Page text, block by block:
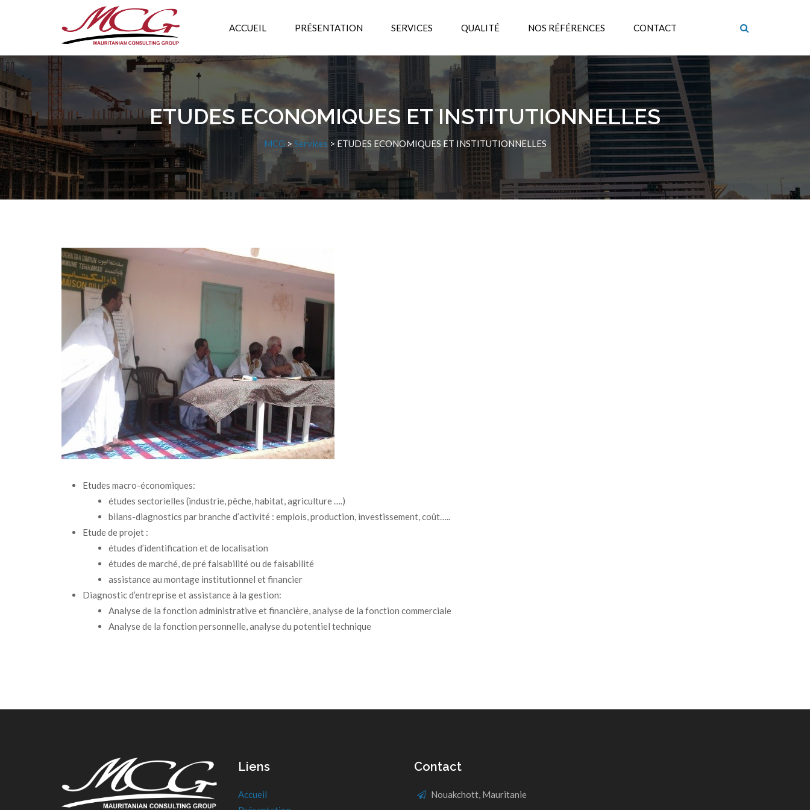
ACCUEIL PRÉSENTATION SERVICES QUALITÉ NOS RÉFÉRENCES CONTACT
ETUDES ECONOMIQUES ET INSTITUTIONNELLES
MCG > Services > ETUDES ECONOMIQUES ET INSTITUTIONNELLES
Etudes macro-économiques:
études sectorielles (industrie, pêche, habitat, agriculture ….)
bilans-diagnostics par branche d’activité : emplois, production, investissement, coût…..
Etude de projet :
études d’identification et de localisation
études de marché, de pré faisabilité ou de faisabilité
assistance au montage institutionnel et financier
Diagnostic d’entreprise et assistance à la gestion:
Analyse de la fonction administrative et financière, analyse de la fonction commerciale
Analyse de la fonction personnelle, analyse du potentiel technique
Liens
Accueil
Contact
Nouakchott, Mauritanie